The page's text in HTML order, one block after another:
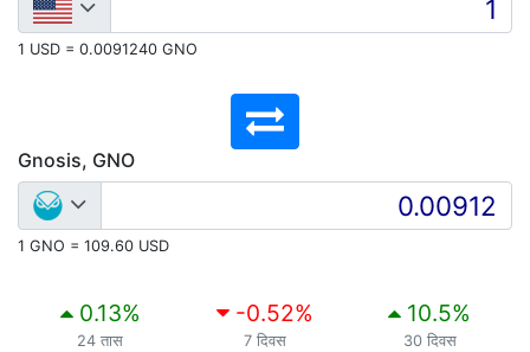
1 USD = 0.0091240 GNO
Gnosis, GNO
1 GNO = 109.60 USD
0.13%
24 तास
-0.52%
7 दिवस
10.5%
30 दिवस